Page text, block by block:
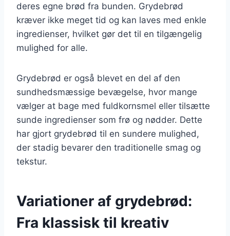
deres egne brød fra bunden. Grydebrød
kræver ikke meget tid og kan laves med enkle
ingredienser, hvilket gør det til en tilgængelig
mulighed for alle.
Grydebrød er også blevet en del af den
sundhedsmæssige bevægelse, hvor mange
vælger at bage med fuldkornsmel eller tilsætte
sunde ingredienser som frø og nødder. Dette
har gjort grydebrød til en sundere mulighed,
der stadig bevarer den traditionelle smag og
tekstur.
Variationer af grydebrød:
Fra klassisk til kreativ